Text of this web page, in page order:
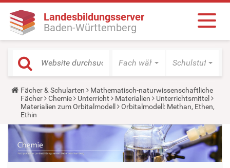
Landesbildungsserver
Baden-Württemberg
Fach wählen Schulstufe
Y
o
u
a
r
e
h
e
r
e
Fächer & Schularten
Mathematisch-naturwissenschaftliche
Fächer
Chemie Unterricht Materialien
Unterrichtsmittel
Materialien zum Orbitalmodell
Orbitalmodell: Methan, Ethen,
Ethin